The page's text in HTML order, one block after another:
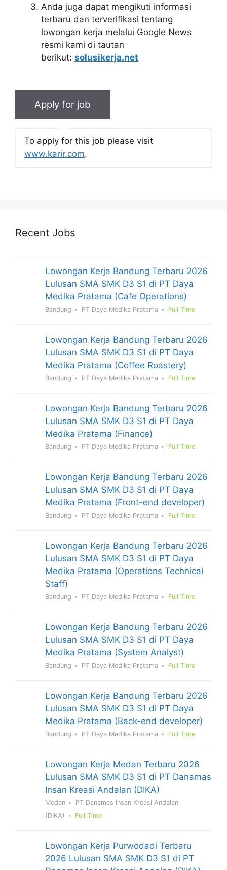
Anda juga dapat mengikuti informasi
terbaru dan terverifikasi tentang
lowongan kerja melalui Google News
resmi kami di tautan
berikut: solusikerja.net
To apply for this job please visit
www.karir.com.
Recent Jobs
Lowongan Kerja Bandung Terbaru 2026
Lulusan SMA SMK D3 S1 di PT Daya
Medika Pratama (Cafe Operations)
Bandung PT Daya Medika Pratama Full Time
Lowongan Kerja Bandung Terbaru 2026
Lulusan SMA SMK D3 S1 di PT Daya
Medika Pratama (Coffee Roastery)
Bandung PT Daya Medika Pratama Full Time
Lowongan Kerja Bandung Terbaru 2026
Lulusan SMA SMK D3 S1 di PT Daya
Medika Pratama (Finance)
Bandung PT Daya Medika Pratama Full Time
Lowongan Kerja Bandung Terbaru 2026
Lulusan SMA SMK D3 S1 di PT Daya
Medika Pratama (Front-end developer)
Bandung PT Daya Medika Pratama Full Time
Lowongan Kerja Bandung Terbaru 2026
Lulusan SMA SMK D3 S1 di PT Daya
Medika Pratama (Operations Technical
Staff)
Bandung PT Daya Medika Pratama Full Time
Lowongan Kerja Bandung Terbaru 2026
Lulusan SMA SMK D3 S1 di PT Daya
Medika Pratama (System Analyst)
Bandung PT Daya Medika Pratama Full Time
Lowongan Kerja Bandung Terbaru 2026
Lulusan SMA SMK D3 S1 di PT Daya
Medika Pratama (Back-end developer)
Bandung PT Daya Medika Pratama Full Time
Lowongan Kerja Medan Terbaru 2026
Lulusan SMA SMK D3 S1 di PT Danamas
Insan Kreasi Andalan (DIKA)
Medan
PT Danamas Insan Kreasi Andalan
(DIKA)
Full Time
Lowongan Kerja Purwodadi Terbaru
2026 Lulusan SMA SMK D3 S1 di PT